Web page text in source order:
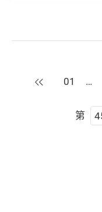
上一頁
01 …
第